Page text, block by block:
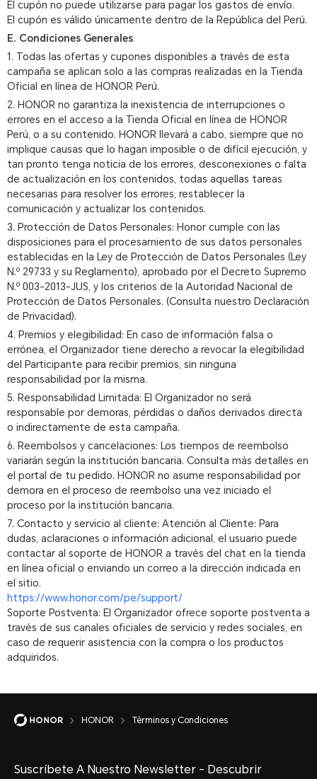
El cupón no puede utilizarse para pagar los gastos de envío.
El cupón es válido únicamente dentro de la República del Perú.
E. Condiciones Generales
1. Todas las ofertas y cupones disponibles a través de esta
campaña se aplican solo a las compras realizadas en la Tienda
Oficial en línea de HONOR Perú.
2. HONOR no garantiza la inexistencia de interrupciones o
errores en el acceso a la Tienda Oficial en línea de HONOR
Perú, o a su contenido. HONOR llevará a cabo, siempre que no
implique causas que lo hagan imposible o de difícil ejecución, y
tan pronto tenga noticia de los errores, desconexiones o falta
de actualización en los contenidos, todas aquellas tareas
necesarias para resolver los errores, restablecer la
comunicación y actualizar los contenidos.
3. Protección de Datos Personales: Honor cumple con las
disposiciones para el procesamiento de sus datos personales
establecidas en la Ley de Protección de Datos Personales (Ley
N.º 29733 y su Reglamento), aprobado por el Decreto Supremo
N.º 003-2013-JUS, y los criterios de la Autoridad Nacional de
Protección de Datos Personales. (Consulta nuestro Declaración
de Privacidad).
4. Premios y elegibilidad: En caso de información falsa o
errónea, el Organizador tiene derecho a revocar la elegibilidad
del Participante para recibir premios, sin ninguna
responsabilidad por la misma.
5. Responsabilidad Limitada: El Organizador no será
responsable por demoras, pérdidas o daños derivados directa
o indirectamente de esta campaña.
6. Reembolsos y cancelaciones: Los tiempos de reembolso
variarán según la institución bancaria. Consulta más detalles en
el portal de tu pedido. HONOR no asume responsabilidad por
demora en el proceso de reembolso una vez iniciado el
proceso por la institución bancaria.
7. Contacto y servicio al cliente: Atención al Cliente: Para
dudas, aclaraciones o información adicional, el usuario puede
contactar al soporte de HONOR a través del chat en la tienda
en línea oficial o enviando un correo a la dirección indicada en
el sitio.
https://www.honor.com/pe/support/
Soporte Postventa: El Organizador ofrece soporte postventa a
través de sus canales oficiales de servicio y redes sociales, en
caso de requerir asistencia con la compra o los productos
adquiridos.
HONOR Términos y Condiciones
Suscríbete A Nuestro Newsletter - Descubrir